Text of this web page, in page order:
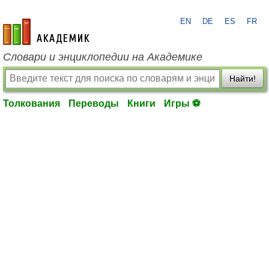
academic.ru
EN DE ES FR
Словари и энциклопедии на Академике
Найти!
Толкования Переводы Книги Игры ⚽